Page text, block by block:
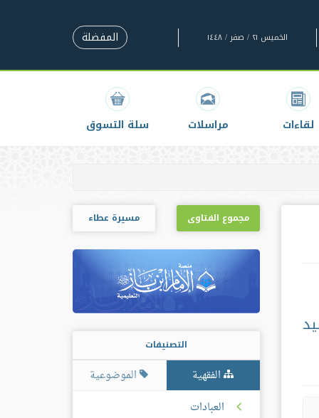
الخميس ٢١ / صفر / ١٤٤٨ المفضلة
لقاءات مراسلات سلة التسوق
مجموع الفتاوى مسيرة عطاء
التصنيفات
الفقهية
الموضوعية
العبادات